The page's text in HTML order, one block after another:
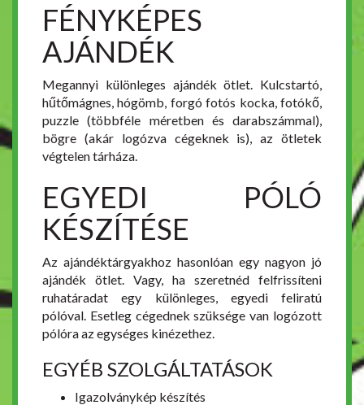
FÉNYKÉPES
AJÁNDÉK
Megannyi különleges ajándék ötlet. Kulcstartó,
hűtőmágnes, hógömb, forgó fotós kocka, fotókő,
puzzle (többféle méretben és darabszámmal),
bögre (akár logózva cégeknek is), az ötletek
végtelen tárháza.
EGYEDI PÓLÓ
KÉSZÍTÉSE
Az ajándéktárgyakhoz hasonlóan egy nagyon jó
ajándék ötlet. Vagy, ha szeretnéd felfrissíteni
ruhatáradat egy különleges, egyedi feliratú
pólóval. Esetleg cégednek szüksége van logózott
pólóra az egységes kinézethez.
EGYÉB SZOLGÁLTATÁSOK
Igazolványkép készítés